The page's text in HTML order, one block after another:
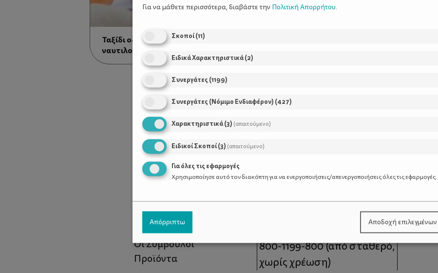
Ταξίδι οδικώς με παιδιά – Οδηγίες προς
ναυτιλομένους
Χρήσιμοι Σύνδεσμοι
Τι είναι το ΔΕΛΤΑ moms
Οι Σύμβουλοι
Προϊόντα
Τηλέφωνο Επικοινωνίας:
800-1199-800(από σταθερό,
χωρίς χρέωση)
Για να μάθετε περισσότερα, διαβάστε την Πολιτική Απορρήτου.
Σκοποί(11)
Ειδικά Χαρακτηριστικά(2)
Συνεργάτες (1199)
Συνεργάτες (Νόμιμο Ενδιαφέρον) (427)
Χαρακτηριστικά(3) (απαιτούμενο)
Ειδικοί Σκοποί(3) (απαιτούμενο)
Για όλες τις εφαρμογές
Χρησιμοποίησε αυτό τον διακόπτη για να ενεργοποιήσεις/απενεργοποιήσεις όλες τις εφαρμογές.
Απόρριπτω Αποδοχή επιλεγμένων